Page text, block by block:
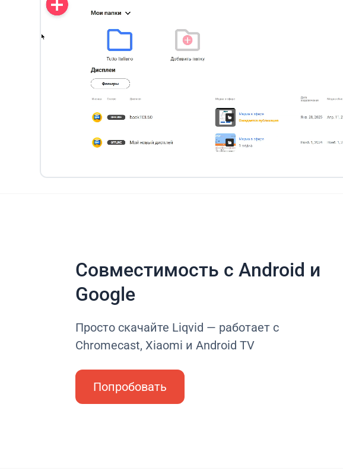
Совместимость с Android и
Google
Просто скачайте Liqvid — работает с
Chromecast, Xiaomi и Android TV
Попробовать